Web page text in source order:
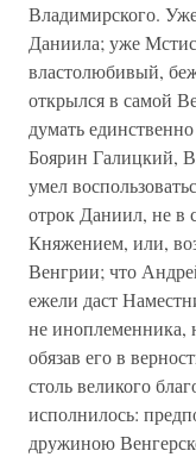
Владимирского.
Даниила; уже
властолюбивый,
открылся в самой
думать
Боярин Галицкий,
умел
отрок Даниил, не в
Княжением, или,
Венгрии; что
ежели даст
не иноплеменника,
обязав его в
столь великого
исполнилось:
дружиною